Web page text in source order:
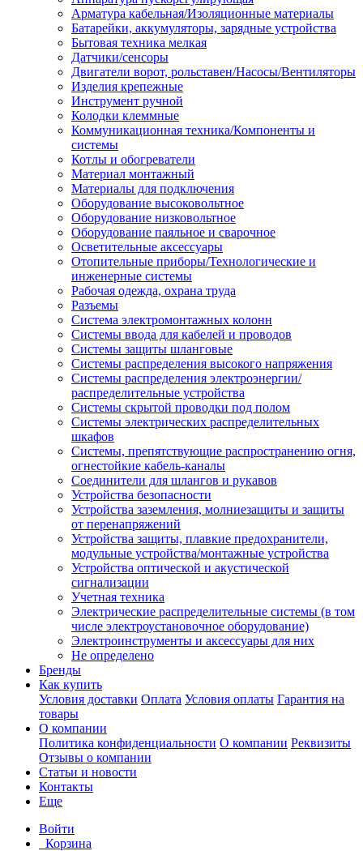
Арматура кабельная/Изоляционные материалы
Батарейки, аккумуляторы, зарядные устройства
Бытовая техника мелкая
Датчики/сенсоры
Двигатели ворот, рольставен/Насосы/Вентиляторы
Изделия крепежные
Инструмент ручной
Колодки клеммные
Коммуникационная техника/Компоненты и
системы
Котлы и обогреватели
Материал монтажный
Материалы для подключения
Оборудование высоковольтное
Оборудование низковольтное
Оборудование паяльное и сварочное
Осветительные аксессуары
Отопительные приборы/Технологические и
инженерные системы
Рабочая одежда, охрана труда
Разъемы
Система электромонтажных колонн
Системы ввода для кабелей и проводов
Системы защиты шланговые
Системы распределения высокого напряжения
Системы распределения электроэнергии/
распределительные устройства
Системы скрытой проводки под полом
Системы электрических распределительных
шкафов
Системы, препятствующие распространению огня,
огнестойкие кабель-каналы
Соединители для шлангов и рукавов
Устройства безопасности
Устройства заземления, молниезащиты и защиты
от перенапряжений
Устройства защиты, плавкие предохранители,
модульные устройства/монтажные устройства
Устройства оптической и акустической
сигнализации
Учетная техника
Электрические распределительные системы (в том
числе электроустановочное оборудование)
Электроинструменты и аксессуары для них
Не определено
Бренды
Как купить
Условия доставки Оплата Условия оплаты Гарантия на
товары
О компании
Политика конфиденциальности О компании Реквизиты
Отзывы о компании
Статьи и новости
Контакты
Еще
Войти
Корзина